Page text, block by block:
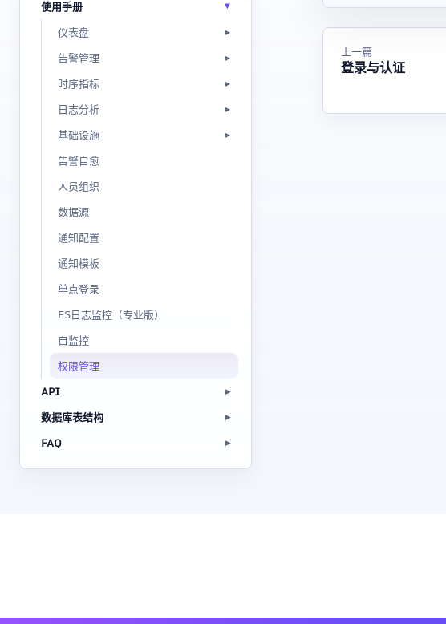
使用手册
仪表盘
告警管理
时序指标
日志分析
基础设施
告警自愈
人员组织
数据源
通知配置
通知模板
单点登录
ES日志监控（专业版）
自监控
权限管理
API
数据库表结构
FAQ
上一篇
登录与认证